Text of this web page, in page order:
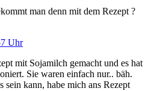
man denn mit dem Rezept ?
Uhr
mit Sojamilch gemacht und es hat
Sie waren einfach nur.. bäh.
sein kann, habe mich ans Rezept